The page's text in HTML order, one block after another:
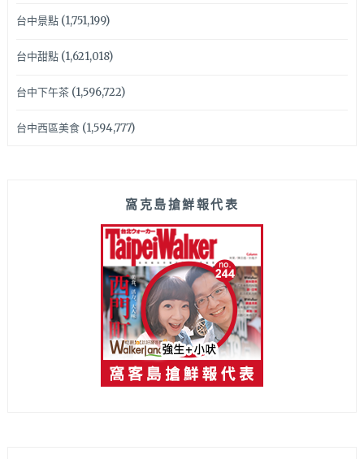
台中景點(1,751,199)
台中甜點(1,621,018)
台中下午茶(1,596,722)
台中西區美食(1,594,777)
窩克島搶鮮報代表